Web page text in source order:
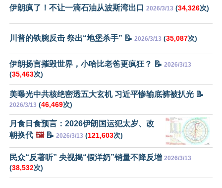
伊朗疯了！不让一滴石油从波斯湾出口 2026/3/13 (34,326次)
川普的铁腕反击 祭出“地堡杀手” 📝 2026/3/13 (35,087次)
伊朗扬言摧毁世界，小哈比老爸更疯狂？ 📝 2026/3/13
(35,463次)
美曝光中共核绝密透五大玄机 习近平惨输底裤被扒光 📝
2026/3/13 (46,469次)
月食日食预言：2026伊朗国运犯太岁、改
朝换代 🖼️📝 2026/3/13 (121,603次)
民众“反著听” 央视揭“假洋奶”销量不降反增 2026/3/13
(38,532次)